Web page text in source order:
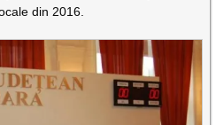
din 2016.